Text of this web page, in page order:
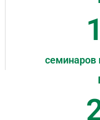
семинаров